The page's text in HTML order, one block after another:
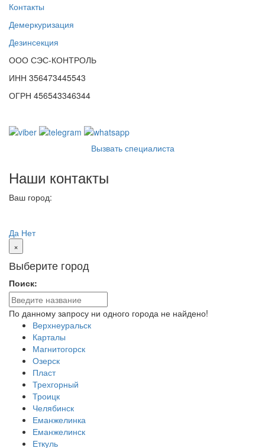
Контакты
Демеркуризация
Дезинсекция
ООО СЭС-КОНТРОЛЬ
ИНН 356473445543
ОГРН 456543346344
Вызвать специалиста
Наши контакты
Ваш город:
Да Нет
×
Выберите город
Поиск:
По данному запросу ни одного города не найдено!
Верхнеуральск
Карталы
Магнитогорск
Озерск
Пласт
Трехгорный
Троицк
Челябинск
Еманжелинка
Еманжелинск
Еткуль